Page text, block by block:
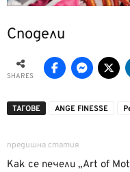
Сподели
SHARES
ТАГОВЕ ANGE FINESSE
предишна статия
Как се печели „Art of